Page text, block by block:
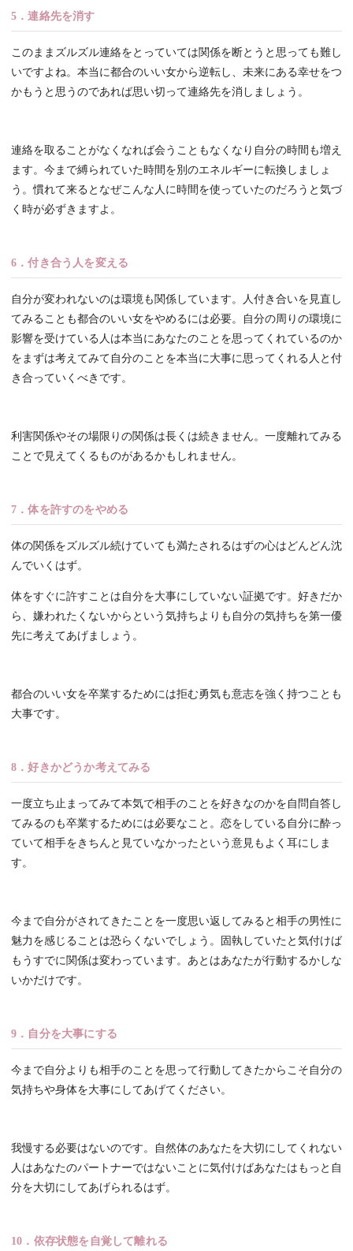
5．連絡先を消す
このままズルズル連絡をとっていては関係を断とうと思っても難し
いですよね。本当に都合のいい女から逆転し、未来にある幸せをつ
かもうと思うのであれば思い切って連絡先を消しましょう。
連絡を取ることがなくなれば会うこともなくなり自分の時間も増え
ます。今まで縛られていた時間を別のエネルギーに転換しましょ
う。慣れて来るとなぜこんな人に時間を使っていたのだろうと気づ
く時が必ずきますよ。
6．付き合う人を変える
自分が変われないのは環境も関係しています。人付き合いを見直し
てみることも都合のいい女をやめるには必要。自分の周りの環境に
影響を受けている人は本当にあなたのことを思ってくれているのか
をまずは考えてみて自分のことを本当に大事に思ってくれる人と付
き合っていくべきです。
利害関係やその場限りの関係は長くは続きません。一度離れてみる
ことで見えてくるものがあるかもしれません。
7．体を許すのをやめる
体の関係をズルズル続けていても満たされるはずの心はどんどん沈
んでいくはず。
体をすぐに許すことは自分を大事にしていない証拠です。好きだか
ら、嫌われたくないからという気持ちよりも自分の気持ちを第一優
先に考えてあげましょう。
都合のいい女を卒業するためには拒む勇気も意志を強く持つことも
大事です。
8．好きかどうか考えてみる
一度立ち止まってみて本気で相手のことを好きなのかを自問自答し
てみるのも卒業するためには必要なこと。恋をしている自分に酔っ
ていて相手をきちんと見ていなかったという意見もよく耳にしま
す。
今まで自分がされてきたことを一度思い返してみると相手の男性に
魅力を感じることは恐らくないでしょう。固執していたと気付けば
もうすでに関係は変わっています。あとはあなたが行動するかしな
いかだけです。
9．自分を大事にする
今まで自分よりも相手のことを思って行動してきたからこそ自分の
気持ちや身体を大事にしてあげてください。
我慢する必要はないのです。自然体のあなたを大切にしてくれない
人はあなたのパートナーではないことに気付けばあなたはもっと自
分を大切にしてあげられるはず。
10．依存状態を自覚して離れる